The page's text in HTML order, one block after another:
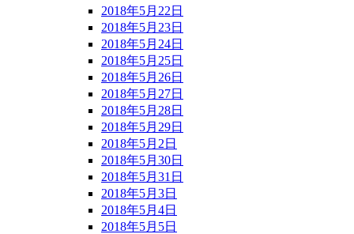
2018年5月22日
2018年5月23日
2018年5月24日
2018年5月25日
2018年5月26日
2018年5月27日
2018年5月28日
2018年5月29日
2018年5月2日
2018年5月30日
2018年5月31日
2018年5月3日
2018年5月4日
2018年5月5日